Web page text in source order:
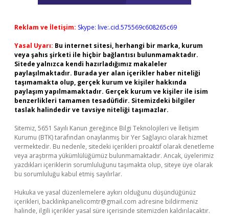
Reklam ve İletişim: Skype: live:.cid.575569c608265c69
Yasal Uyarı: Bu internet sitesi, herhangi bir marka, kurum
veya şahıs şirketi ile hiçbir bağlantısı bulunmamaktadır.
Sitede yalnızca kendi hazırladığımız makaleler
paylaşılmaktadır. Burada yer alan içerikler haber niteliği
taşımamakta olup, gerçek kurum ve kişiler hakkında
paylaşım yapılmamaktadır. Gerçek kurum ve kişiler ile isim
benzerlikleri tamamen tesadüfidir. Sitemizdeki bilgiler
taslak halindedir ve tavsiye niteliği taşımazlar.
Sitemiz, 5651 Sayılı Kanun gereğince Bilgi Teknolojileri ve İletişim
Kurumu (BTK) tarafından onaylanmış bir Yer Sağlayıcı olarak hizmet
vermektedir. Bu nedenle, sitedeki içerikleri proaktif olarak denetleme
veya araştırma yükümlülüğümüz bulunmamaktadır. Ancak, üyelerimiz
yazdıkları içeriklerin sorumluluğunu taşımakta olup, siteye üye olarak
bu sorumluluğu kabul etmiş sayılırlar.
Hukuka ve yasal düzenlemelere aykırı olduğunu düşündüğünüz
içerikleri, backlinkpanelicomtr@gmail.com adresine bildirmeniz
halinde, ilgili içerikler yasal süre içerisinde sitemizden kaldırılacaktır.